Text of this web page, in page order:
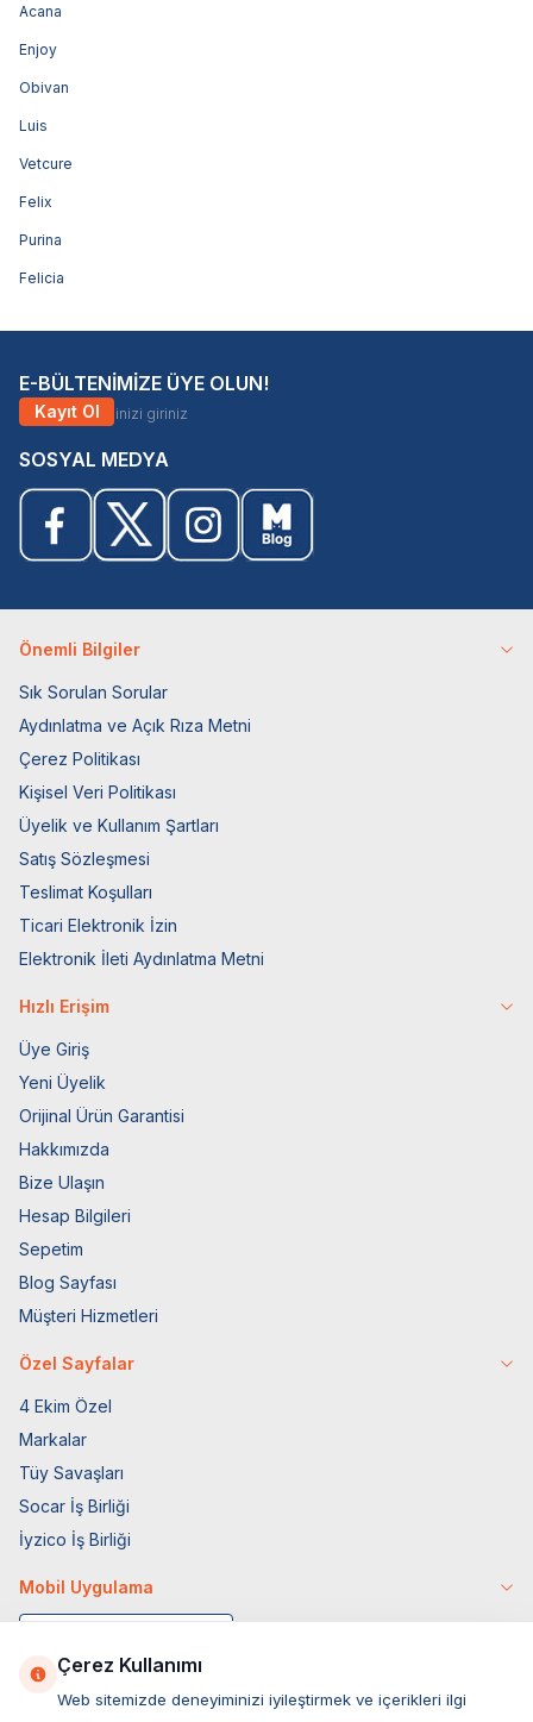
Acana
Enjoy
Obivan
Luis
Vetcure
Felix
Purina
Felicia
E-BÜLTENİMİZE ÜYE OLUN!
Kayıt Ol
SOSYAL MEDYA
Önemli Bilgiler
Sık Sorulan Sorular
Aydınlatma ve Açık Rıza Metni
Çerez Politikası
Kişisel Veri Politikası
Üyelik ve Kullanım Şartları
Satış Sözleşmesi
Teslimat Koşulları
Ticari Elektronik İzin
Elektronik İleti Aydınlatma Metni
Hızlı Erişim
Üye Giriş
Yeni Üyelik
Orijinal Ürün Garantisi
Hakkımızda
Bize Ulaşın
Hesap Bilgileri
Sepetim
Blog Sayfası
Müşteri Hizmetleri
Özel Sayfalar
4 Ekim Özel
Markalar
Tüy Savaşları
Socar İş Birliği
İyzico İş Birliği
Mobil Uygulama
Çerez Kullanımı
Web sitemizde deneyiminizi iyileştirmek ve içerikleri ilgi